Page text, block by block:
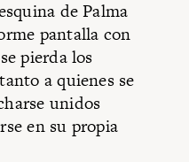
de Palma
pantalla con
pierda los
a quienes se
unidos
en su propia